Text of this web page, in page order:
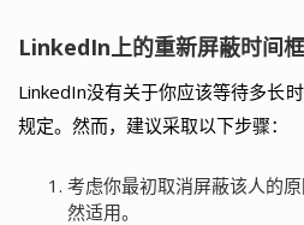
LinkedIn上的重新屏蔽时间框
LinkedIn没有关于你应该等待多长
规定。然而，建议采取以下步骤：
考虑你最初取消屏蔽该人的
然适用。